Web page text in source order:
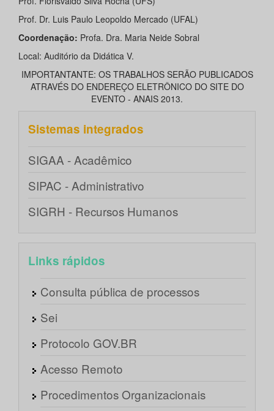
Prof. Dr. Luis Paulo Leopoldo Mercado (UFAL)
Coordenação: Profa. Dra. Maria Neide Sobral
Local: Auditório da Didática V.
IMPORTANTANTE: OS TRABALHOS SERÃO PUBLICADOS
ATRAVÉS DO ENDEREÇO ELETRÔNICO DO SITE DO
EVENTO - ANAIS 2013.
Sistemas integrados
SIGAA - Acadêmico
SIPAC - Administrativo
SIGRH - Recursos Humanos
Links rápidos
Consulta pública de processos
Sei
Protocolo GOV.BR
Acesso Remoto
Procedimentos Organizacionais